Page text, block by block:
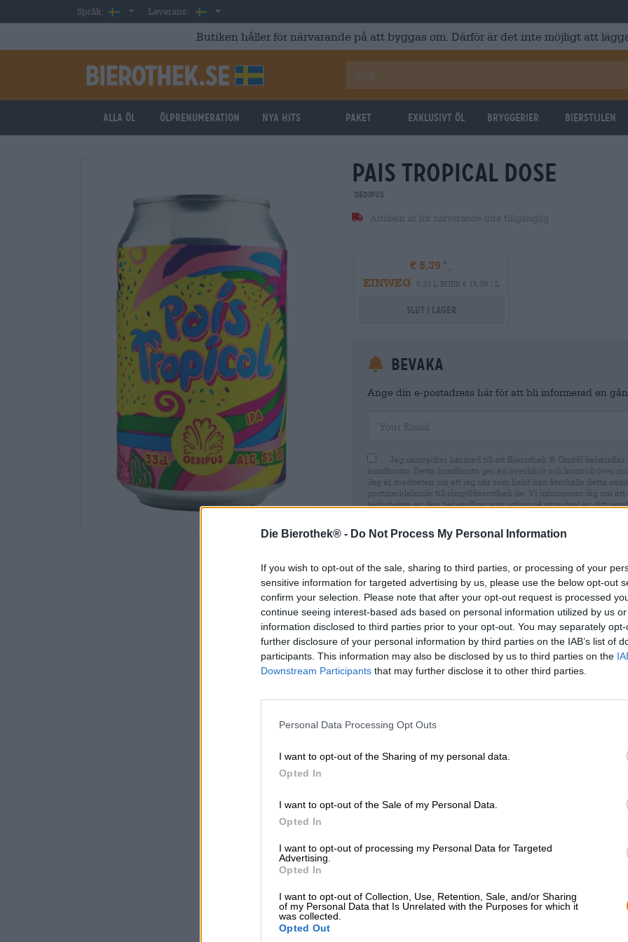
Die Bierothek® - Do Not Process My Personal Information
If you wish to opt-out of the sale, sharing to third parties, or processing of your
sensitive information for targeted advertising by us, please use the below opt-out
confirm your selection. Please note that after your opt-out request is processed
continue seeing interest-based ads based on personal information utilized by us
information disclosed to third parties prior to your opt-out. You may separately
further disclosure of your personal information by third parties on the IAB’s list of
participants. This information may also be disclosed by us to third parties on the
Downstream Participants that may further disclose it to other third parties.
Personal Data Processing Opt Outs
I want to opt-out of the Sharing of my personal data.
Opted In
I want to opt-out of the Sale of my Personal Data.
Opted In
I want to opt-out of processing my Personal Data for Targeted
Advertising.
Opted In
I want to opt-out of Collection, Use, Retention, Sale, and/or Sharing
of my Personal Data that Is Unrelated with the Purposes for which it
was collected.
Opted Out
Skip to main content
Språk: SwedishLeverans: Sverige
Butiken håller för närvarande på att byggas om. Därför är det inte möjligt att
Alla öl ölprenumeration Nya hits Paket Exklusivt Öl Bryggerier Bierstijlen
pais tropical dose
Oedipus
Artikeln är för närvarande inte tillgänglig
€ 5,39
EINWEG
0,33 L BURK € 15,09 / L
Slut i lager
Bevaka
Ange din e-postadress här för att bli informerad en
Jag samtycker härmed till att Bierothek ® GmbH
kundkonto. Detta kundkonto ger en överblick och kontroll över
Jag är medveten om att jag när som helst kan återkalla detta
postmeddelande till shop@bierothek.de. Vi informerar dig om
lagligheten av den behandling som utförs på grundval av ditt
* Priserna inkluderar lagstadgad moms. PlusFraktplus
* Priserna inkluderar punktskatt
Beskrivning Information Recensioner(0)
Även om Nederländerna knappast kan beskrivas som
landet nordväst om Tyskland för att göra solsystem
bryggeriet beslutat att förlita sig på förnybar energi
panelerna lanserade teamet ett crowdfunding-
slutändan omvandla en del av verksamheten till
Skapelsen heter País Tropical och bryggs år efter år
Thank You innehåller humlesorterna Citra, Mandarina
Ölet är gulgult och har en luftig krona av vitt skum på
en cocktail av ananas, mango, papaya, guava och
direkt efter att ha druckits. En saftig variation av
stenfrukt, syrliga citrustoner och en krispig beska för
Vi bär denna tropiska tillflyktsorti flaskoroch burkar.